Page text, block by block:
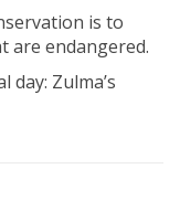
is to
are endangered.
day: Zulma’s